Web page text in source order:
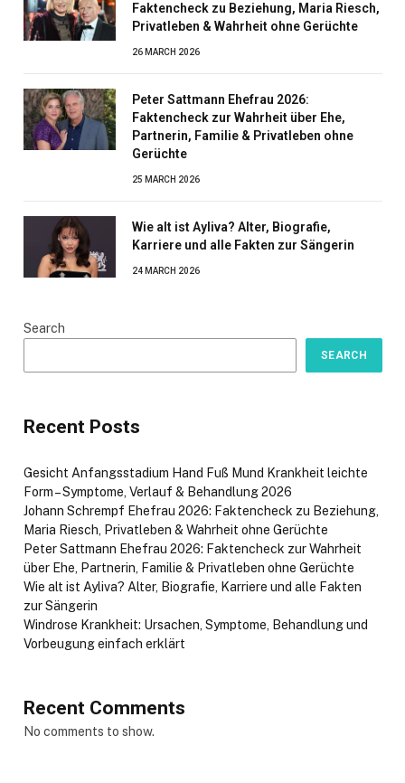
Faktencheck zu Beziehung, Maria Riesch,
Privatleben & Wahrheit ohne Gerüchte
26 MARCH 2026
Peter Sattmann Ehefrau 2026:
Faktencheck zur Wahrheit über Ehe,
Partnerin, Familie & Privatleben ohne
Gerüchte
25 MARCH 2026
Wie alt ist Ayliva? Alter, Biografie,
Karriere und alle Fakten zur Sängerin
24 MARCH 2026
Search
SEARCH
Recent Posts
Gesicht Anfangsstadium Hand Fuß Mund Krankheit leichte
Form – Symptome, Verlauf & Behandlung 2026
Johann Schrempf Ehefrau 2026: Faktencheck zu Beziehung,
Maria Riesch, Privatleben & Wahrheit ohne Gerüchte
Peter Sattmann Ehefrau 2026: Faktencheck zur Wahrheit
über Ehe, Partnerin, Familie & Privatleben ohne Gerüchte
Wie alt ist Ayliva? Alter, Biografie, Karriere und alle Fakten
zur Sängerin
Windrose Krankheit: Ursachen, Symptome, Behandlung und
Vorbeugung einfach erklärt
Recent Comments
No comments to show.